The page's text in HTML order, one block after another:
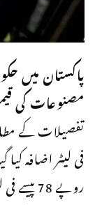
پاکستان میں
مصنوعات کی
روپے 78 پیسے فی لیٹر مقرر کر دی گئی ہے۔